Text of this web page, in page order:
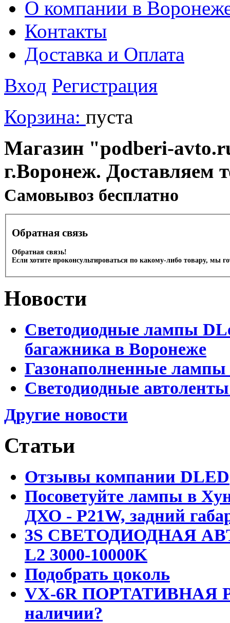
О компании в
Контакты
Доставка и Оплата
Вход Регистрация
Корзина: пуста
Магазин "podberi-
г.Воронеж. Доставляем
Cамовывоз бесплатно
Обратная связь
Обратная связь!
Если хотите проконсультироваться по какому-либо товару, мы
Новости
Светодиодные лампы
багажника в Воронеже
Газонаполненные
Светодиодные
Другие новости
Статьи
Отзывы компании DLED
Посоветуйте лампы в
ДХО - P21W, задний
3S СВЕТОДИОДНАЯ
L2 3000-10000K
Подобрать цоколь
VX-6R ПОРТАТИВНАЯ
наличии?